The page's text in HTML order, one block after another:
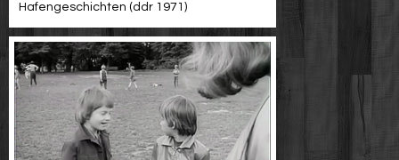
Hafengeschichten (ddr 1971)